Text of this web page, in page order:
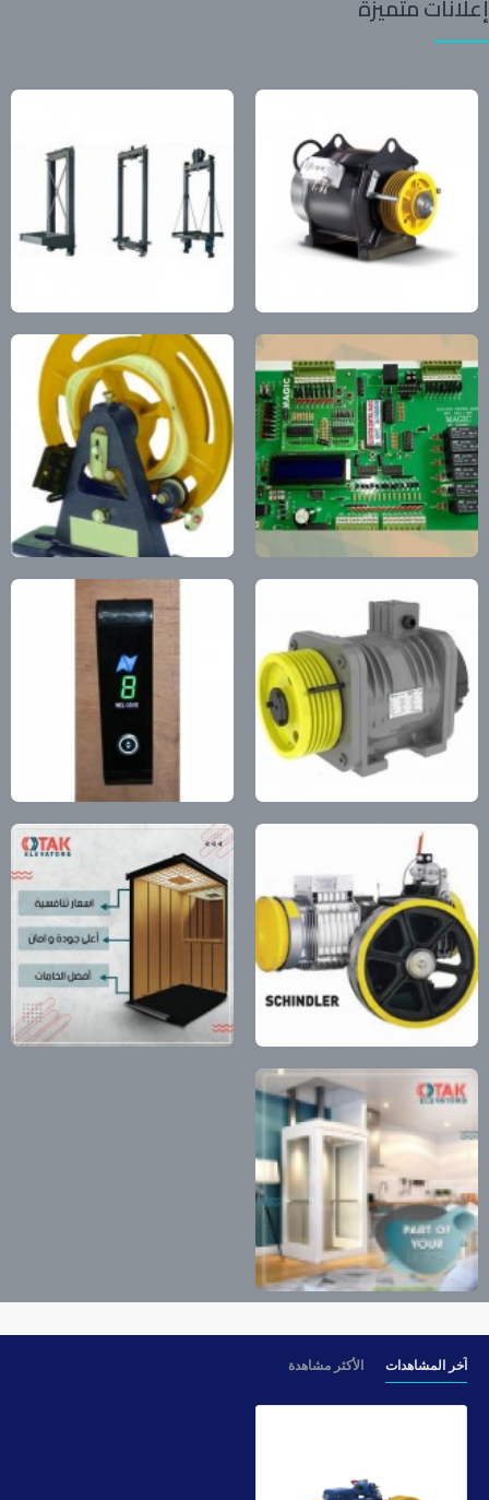
إعلانات متميزة
آخر المشاهدات الأكثر مشاهدة